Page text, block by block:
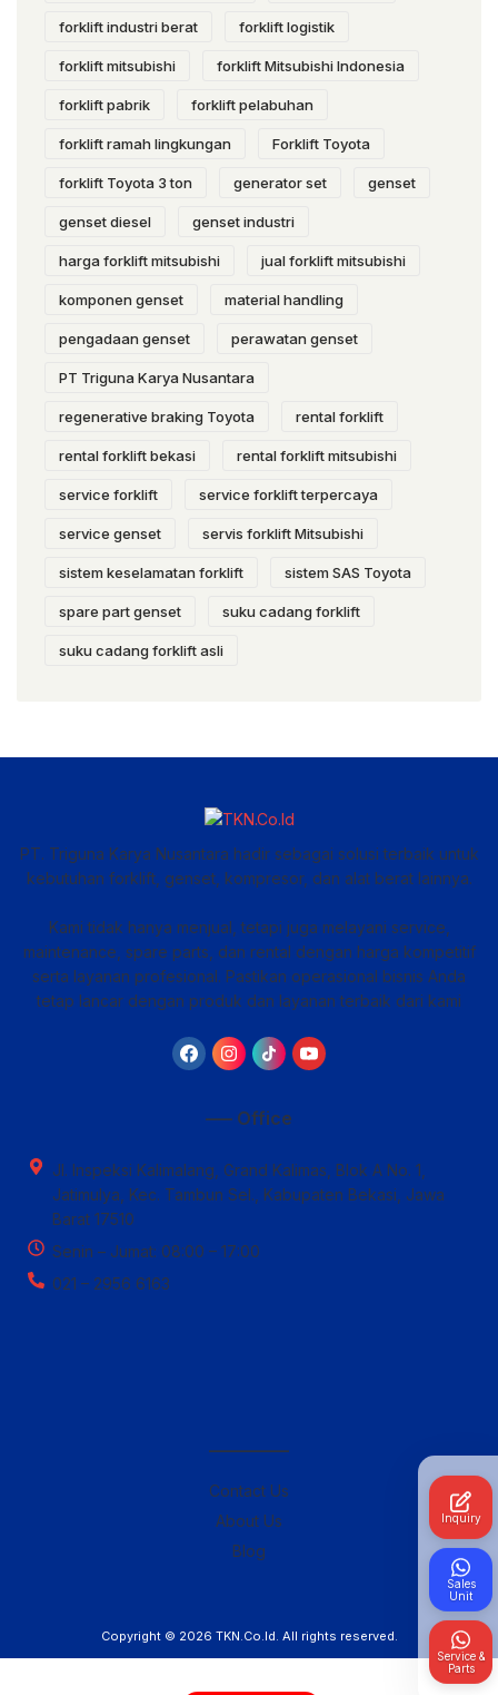
forklift industri berat forklift logistik
forklift mitsubishi forklift Mitsubishi Indonesia
forklift pabrik forklift pelabuhan
forklift ramah lingkungan Forklift Toyota
forklift Toyota 3 ton generator set genset
genset diesel genset industri
harga forklift mitsubishi jual forklift mitsubishi
komponen genset material handling
pengadaan genset perawatan genset
PT Triguna Karya Nusantara
regenerative braking Toyota rental forklift
rental forklift bekasi rental forklift mitsubishi
service forklift service forklift terpercaya
service genset servis forklift Mitsubishi
sistem keselamatan forklift sistem SAS Toyota
spare part genset suku cadang forklift
suku cadang forklift asli
PT. Triguna Karya Nusantara hadir sebagai solusi terbaik untuk
kebutuhan forklift, genset, kompresor, dan alat berat lainnya.
Kami tidak hanya menjual, tetapi juga melayani service,
maintenance, spare parts, dan rental dengan harga kompetitif
serta layanan profesional. Pastikan operasional bisnis Anda
tetap lancar dengan produk dan layanan terbaik dari kami
—– Office
Jl. Inspeksi Kalimalang, Grand Kalimas, Blok A No. 1,
Jatimulya, Kec. Tambun Sel., Kabupaten Bekasi, Jawa
Barat 17510
Senin – Jumat: 08:00 – 17:00
021 – 2956 6163
————–
Contact Us
About Us
Blog
Copyright © 2026 TKN.Co.Id. All rights reserved.
Inquiry
Sales
Unit
Service &
Parts